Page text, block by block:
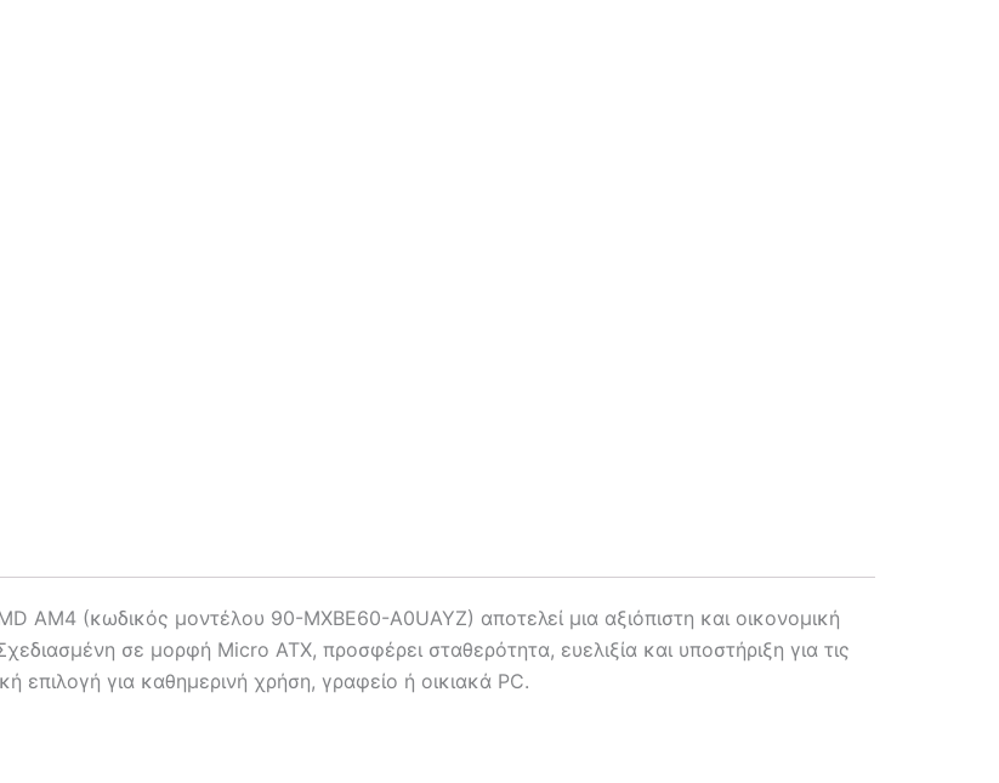
AM4 (κωδικός μοντέλου 90-MXBE60-A0UAYZ) αποτελεί μια αξιόπιστη και οικονομική
σε μορφή Micro ATX, προσφέρει σταθερότητα, ευελιξία και υποστήριξη για τις
επιλογή για καθημερινή χρήση, γραφείο ή οικιακά PC.